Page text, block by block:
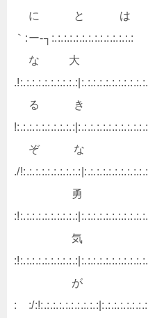
に と は
｀:ー‐┐:.:.:.:.:.:.:.:.:.:.:.:.:.:
な 大
る
ぞ
./
勇 j/
気 /
が /|
: :/